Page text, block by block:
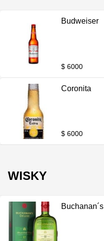
Budweiser
$ 6000
Coronita
$ 6000
WISKY
Buchanan´s